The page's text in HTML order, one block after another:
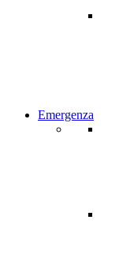
Emergenza